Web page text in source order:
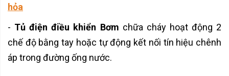
hỏa
- Tủ điện điều khiển Bơm chữa cháy hoạt động 2
chế độ bằng tay hoặc tự động kết nối tín hiệu chênh
áp trong đường ống nước.